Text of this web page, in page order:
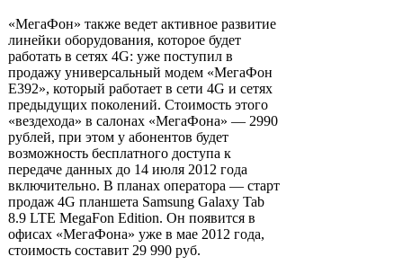
«МегаФон» также ведет активное развитие
линейки оборудования, которое будет
работать в сетях 4G: уже поступил в
продажу универсальный модем «МегаФон
E392», который работает в сети 4G и сетях
предыдущих поколений. Стоимость этого
«вездехода» в салонах «МегаФона» — 2990
рублей, при этом у абонентов будет
возможность бесплатного доступа к
передаче данных до 14 июля 2012 года
включительно. В планах оператора — старт
продаж 4G планшета Samsung Galaxy Tab
8.9 LTE MegaFon Edition. Он появится в
офисах «МегаФона» уже в мае 2012 года,
стоимость составит 29 990 руб.